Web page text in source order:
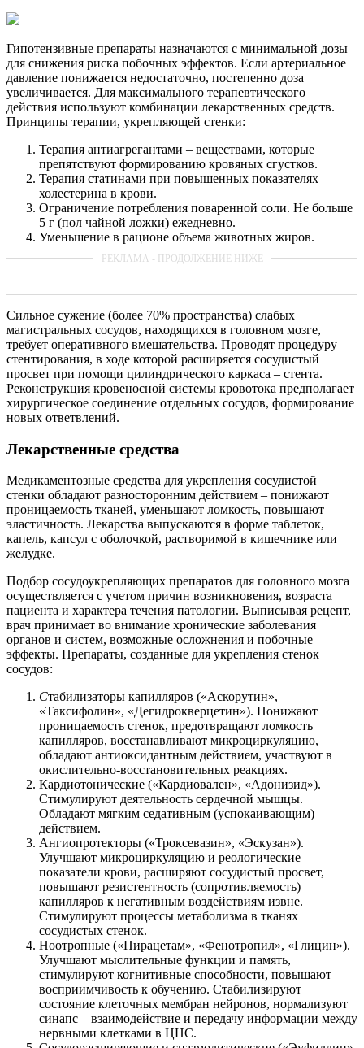
Гипотензивные препараты назначаются с минимальной дозы
для снижения риска побочных эффектов. Если артериальное
давление понижается недостаточно, постепенно доза
увеличивается. Для максимального терапевтического
действия используют комбинации лекарственных средств.
Принципы терапии, укрепляющей стенки:
Терапия антиагрегантами – веществами, которые
препятствуют формированию кровяных сгустков.
Терапия статинами при повышенных показателях
холестерина в крови.
Ограничение потребления поваренной соли. Не больше
5 г (пол чайной ложки) ежедневно.
Уменьшение в рационе объема животных жиров.
Сильное сужение (более 70% пространства) слабых
магистральных сосудов, находящихся в головном мозге,
требует оперативного вмешательства. Проводят процедуру
стентирования, в ходе которой расширяется сосудистый
просвет при помощи цилиндрического каркаса – стента.
Реконструкция кровеносной системы кровотока предполагает
хирургическое соединение отдельных сосудов, формирование
новых ответвлений.
Лекарственные средства
Медикаментозные средства для укрепления сосудистой
стенки обладают разносторонним действием – понижают
проницаемость тканей, уменьшают ломкость, повышают
эластичность. Лекарства выпускаются в форме таблеток,
капель, капсул с оболочкой, растворимой в кишечнике или
желудке.
Подбор сосудоукрепляющих препаратов для головного мозга
осуществляется с учетом причин возникновения, возраста
пациента и характера течения патологии. Выписывая рецепт,
врач принимает во внимание хронические заболевания
органов и систем, возможные осложнения и побочные
эффекты. Препараты, созданные для укрепления стенок
сосудов:
Стабилизаторы капилляров («Аскорутин»,
«Таксифолин», «Дегидрокверцетин»). Понижают
проницаемость стенок, предотвращают ломкость
капилляров, восстанавливают микроциркуляцию,
обладают антиоксидантным действием, участвуют в
окислительно-восстановительных реакциях.
Кардиотонические («Кардиовален», «Адонизид»).
Стимулируют деятельность сердечной мышцы.
Обладают мягким седативным (успокаивающим)
действием.
Ангиопротекторы («Троксевазин», «Эскузан»).
Улучшают микроциркуляцию и реологические
показатели крови, расширяют сосудистый просвет,
повышают резистентность (сопротивляемость)
капилляров к негативным воздействиям извне.
Стимулируют процессы метаболизма в тканях
сосудистых стенок.
Ноотропные («Пирацетам», «Фенотропил», «Глицин»).
Улучшают мыслительные функции и память,
стимулируют когнитивные способности, повышают
восприимчивость к обучению. Стабилизируют
состояние клеточных мембран нейронов, нормализуют
синапс – взаимодействие и передачу информации между
нервными клетками в ЦНС.